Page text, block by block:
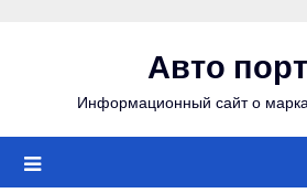
Авто
Информационный сайт о